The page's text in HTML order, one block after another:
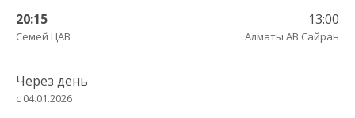
20:15
Семей ЦАВ
13:00
Алматы АВ Сайран
Через день
с 04.01.2026